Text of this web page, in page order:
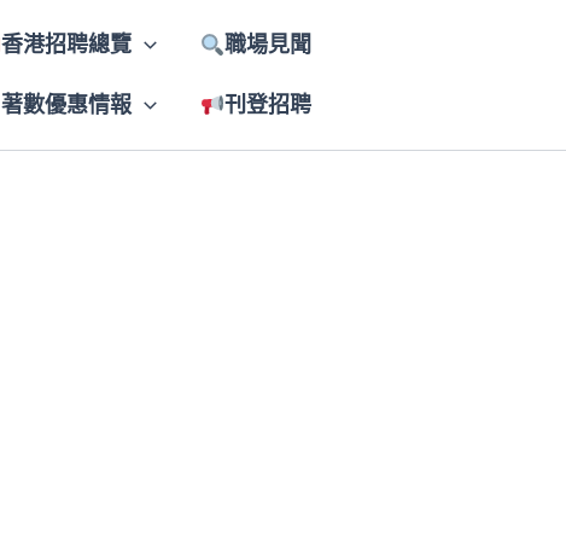
香港招聘總覽 職場見聞
著數優惠情報 刊登招聘